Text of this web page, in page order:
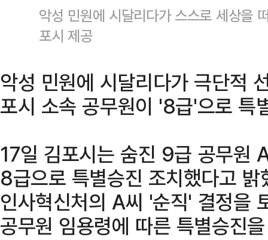
악성 민원에 시달리다가 스스로 세상을
포시 제공
악성 민원에 시달리다가 극단적
포시 소속 공무원이 '8급'으로 특
17일 김포시는 숨진 9급 공무
8급으로 특별승진 조치했다고
인사혁신처의 A씨 '순직' 결정을
공무원 임용령에 따른 특별승진